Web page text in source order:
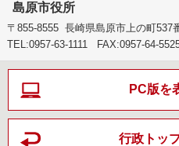
島原市役所
〒855-8555 長崎県島原市上の町537
TEL:0957-63-1111 FAX:0957-64-
PC版を
行政トッ